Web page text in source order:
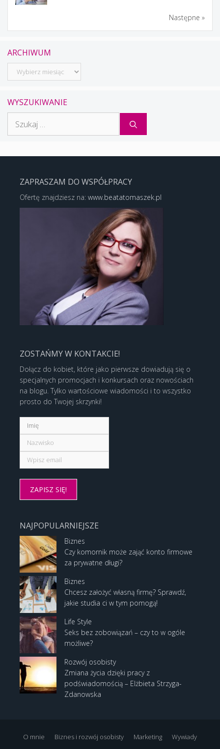
Następne »
ARCHIWUM
Archiwum
WYSZUKIWANIE
ZAPRASZAM DO WSPÓŁPRACY
Ofertę znajdziesz na: www.beatatomaszek.pl
ZOSTAŃMY W KONTAKCIE!
Dołącz do kobiet, które jako pierwsze dowiadują się o
specjalnych promocjach i konkursach oraz nowościach
na blogu. Tylko wartościowe wiadomości i to wszystko
prosto do Twojej skrzynki!
NAJPOPULARNIEJSZE
Biznes
Czy komornik może zająć konto firmowe
za prywatne długi?
Biznes
Chcesz założyć własną firmę? Sprawdź,
jakie studia ci w tym pomogą!
Life Style
Seks bez zobowiązań – czy to w ogóle
możliwe?
Rozwój osobisty
Zmiana życia dzięki pracy z
podświadomością – Elżbieta Strzyga-
Zdanowska
O mnie Biznes i rozwój osobisty Marketing
Wywiady